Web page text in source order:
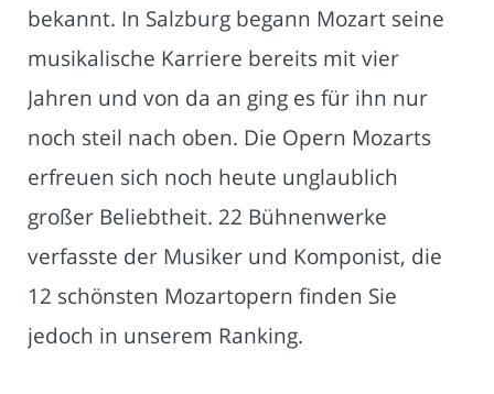
bekannt. In Salzburg begann Mozart seine
musikalische Karriere bereits mit vier
Jahren und von da an ging es für ihn nur
noch steil nach oben. Die Opern Mozarts
erfreuen sich noch heute unglaublich
großer Beliebtheit. 22 Bühnenwerke
verfasste der Musiker und Komponist, die
12 schönsten Mozartopern finden Sie
jedoch in unserem Ranking.